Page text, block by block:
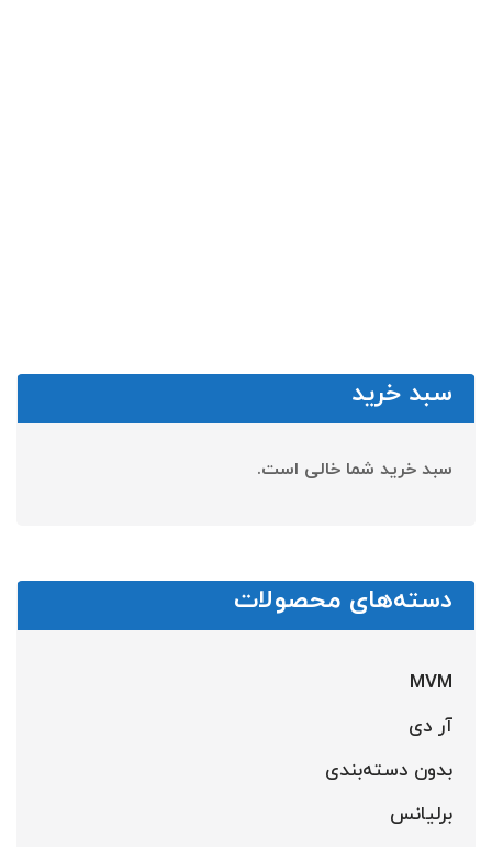
سبد خرید
سبد خرید شما خالی است.
دسته‌های محصولات
MVM
آر دی
بدون دسته‌بندی
برلیانس